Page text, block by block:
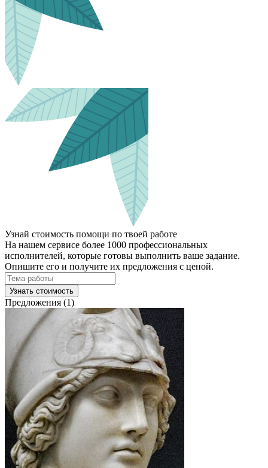
Узнай стоимость помощи по твоей работе
На нашем сервисе более 1000 профессиональных
исполнителей, которые готовы выполнить ваше задание.
Опишите его и получите их предложения с ценой.
Узнать стоимость
Предложения (1)